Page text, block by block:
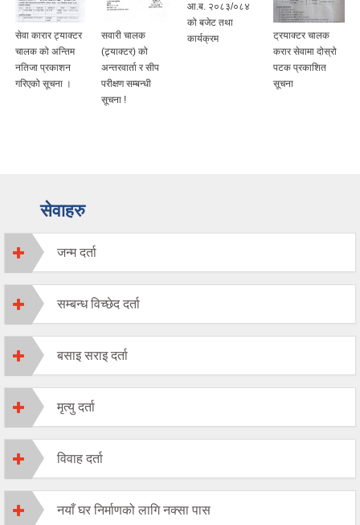
सेवा कारार ट्याक्टर
चालक को अन्तिम
नतिजा प्रकाशन
गरिएको सूचना ।
सवारी चालक
(ट्र्याक्टर) को
अन्तरवार्ता र सीप
परीक्षण सम्बन्धी
सूचना !
आ.ब. २०८३/०८४
को बजेट तथा
कार्यक्रम
ट्रयाक्टर चालक
करार सेवामा दोस्रो
पटक प्रकाशित
सूचना
सेवाहरु
जन्म दर्ता
सम्बन्ध विच्छेद दर्ता
बसाइ सराइ दर्ता
मृत्यु दर्ता
विवाह दर्ता
नयाँ घर निर्माणको लागि नक्सा पास